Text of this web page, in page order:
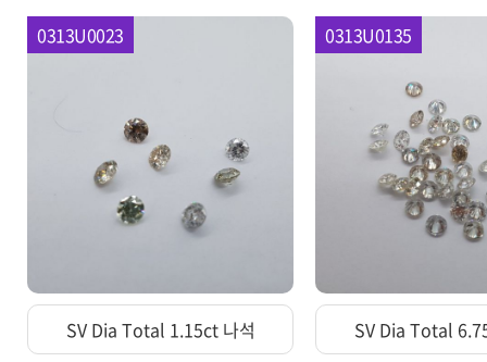
0313U0023
SV Dia Total 1.15ct 나석
0313U0135
SV Dia Total